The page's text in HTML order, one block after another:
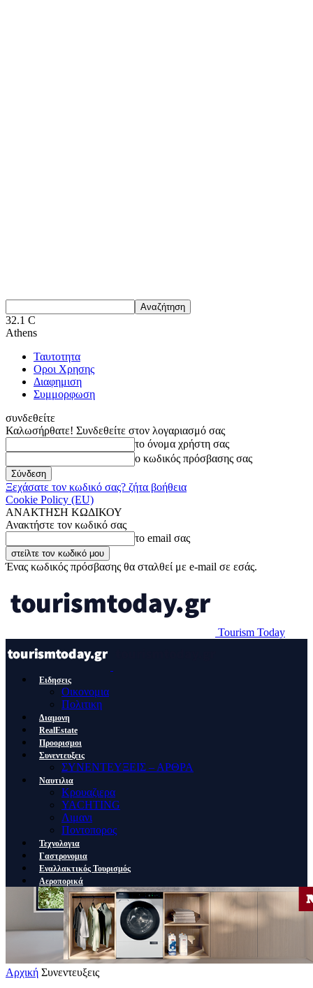
32.1 C
Athens
Ταυτοτητα
Οροι Χρησης
Διαφημιση
Συμμορφωση
συνδεθείτε
Καλωσήρθατε! Συνδεθείτε στον λογαριασμό σας
το όνομα χρήστη σας
ο κωδικός πρόσβασης σας
Ξεχάσατε τον κωδικό σας? ζήτα βοήθεια
Cookie Policy (EU)
ΑΝΑΚΤΗΣΗ ΚΩΔΙΚΟΥ
Ανακτήστε τον κωδικό σας
το email σας
Ένας κωδικός πρόσβασης θα σταλθεί με e-mail σε εσάς.
Tourism Today
Ειδησεις
Οικονομια
Πολιτικη
Διαμονη
RealEstate
Προορισμοι
Συνεντευξεις
ΣΥΝΕΝΤΕΥΞΕΙΣ – ΑΡΘΡΑ
Ναυτιλια
Κρουαζιερα
YACHTING
Λιμανι
Ποντοπορος
Τεχνολογια
Γαστρονομια
Εναλλακτικός Τουρισμός
Αεροπορικά
Αρχική Συνεντευξεις